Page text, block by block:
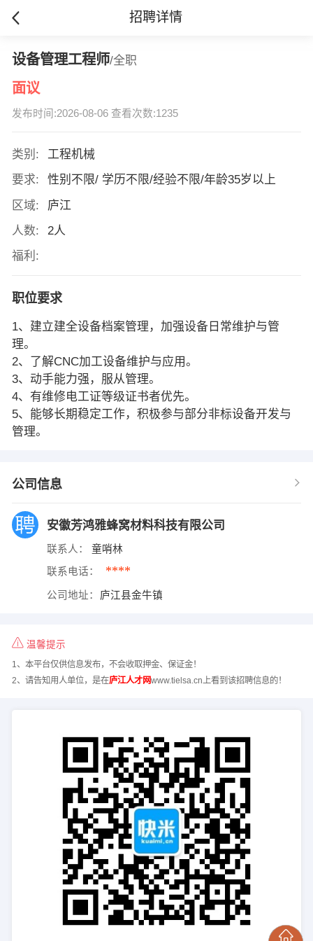
招聘详情
设备管理工程师/全职
面议
发布时间:2026-08-06 查看次数:1235
类别:
工程机械
要求:
性别不限/ 学历不限/经验不限/年龄35岁以上
区域:
庐江
人数:
2人
福利:
职位要求
1、建立建全设备档案管理，加强设备日常维护与管
理。
2、了解CNC加工设备维护与应用。
3、动手能力强，服从管理。
4、有维修电工证等级证书者优先。
5、能够长期稳定工作，积极参与部分非标设备开发与
管理。
公司信息
安徽芳鸿雅蜂窝材料科技有限公司
联系人： 童哨林
联系电话： ****
公司地址： 庐江县金牛镇
温馨提示
1、本平台仅供信息发布，不会收取押金、保证金！
2、请告知用人单位，是在庐江人才网www.tielsa.cn上看到该招聘信息的！